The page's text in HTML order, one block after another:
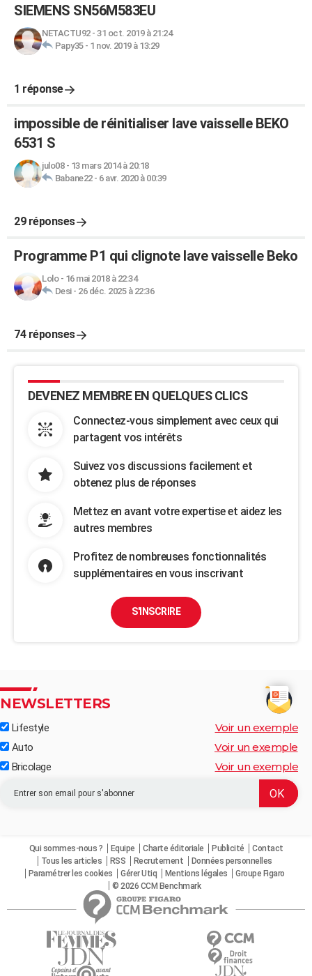
SIEMENS SN56M583EU
NETACTU92- 31 oct. 2019 à 21:24
Papy35- 1 nov. 2019 à 13:29
1 réponse
impossible de réinitialiser lave vaisselle BEKO
6531 S
julo08- 13 mars 2014 à 20:18
Babane22- 6 avr. 2020 à 00:39
29 réponses
Programme P1 qui clignote lave vaisselle Beko
Lolo- 16 mai 2018 à 22:34
Desi- 26 déc. 2025 à 22:36
74 réponses
DEVENEZ MEMBRE EN QUELQUES CLICS
Connectez-vous simplement avec ceux qui
partagent vos intérêts
Suivez vos discussions facilement et
obtenez plus de réponses
Mettez en avant votre expertise et aidez les
autres membres
Profitez de nombreuses fonctionnalités
supplémentaires en vous inscrivant
S'INSCRIRE
NEWSLETTERS
Lifestyle Voir un exemple
Auto Voir un exemple
Bricolage Voir un exemple
Qui sommes-nous ? Equipe Charte éditoriale Publicité
Contact
Tous les articles
RSS Recrutement
Données personnelles
Paramétrer les cookies
Gérer Utiq Mentions légales
Groupe Figaro
© 2026 CCM Benchmark